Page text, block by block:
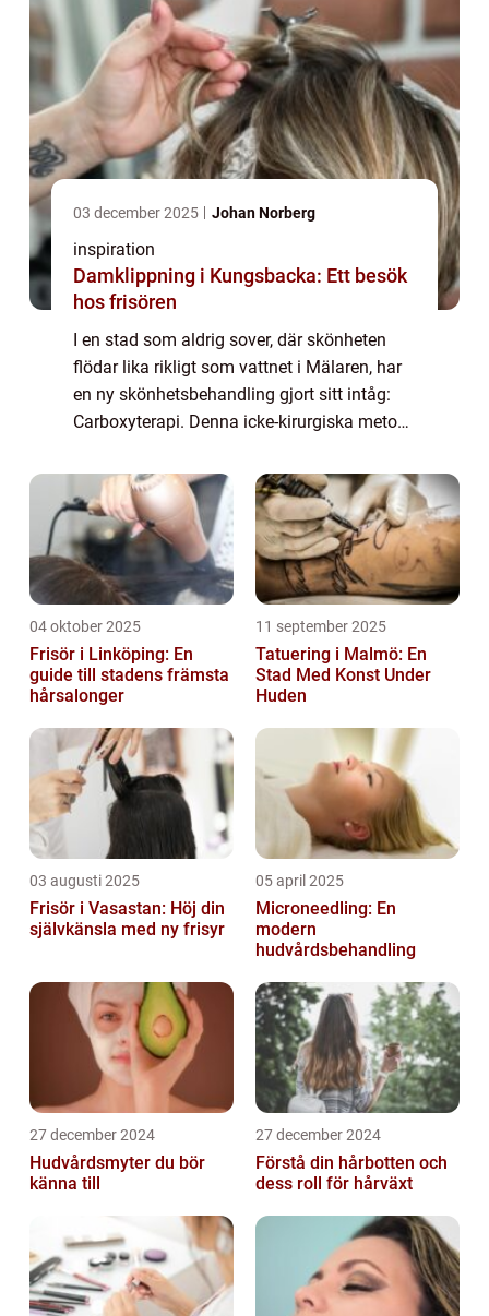
03 december 2025 Johan Norberg
inspiration
Damklippning i Kungsbacka: Ett besök
hos frisören
I en stad som aldrig sover, där skönheten
flödar lika rikligt som vattnet i Mälaren, har
en ny skönhetsbehandling gjort sitt intåg:
Carboxyterapi. Denna icke-kirurgiska metod
04 oktober 2025
Frisör i Linköping: En
guide till stadens främsta
hårsalonger
11 september 2025
Tatuering i Malmö: En
Stad Med Konst Under
Huden
03 augusti 2025
Frisör i Vasastan: Höj din
självkänsla med ny frisyr
05 april 2025
Microneedling: En
modern
hudvårdsbehandling
27 december 2024
Hudvårdsmyter du bör
känna till
27 december 2024
Förstå din hårbotten och
dess roll för hårväxt